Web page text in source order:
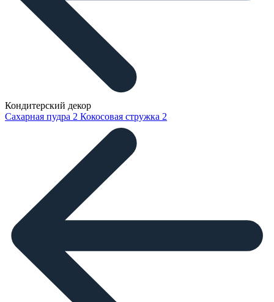
Кондитерский декор
Сахарная пудра 2 Кокосовая стружка 2